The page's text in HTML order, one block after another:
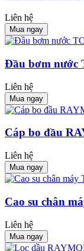
Liên hệ
Mua ngay
Đầu bơm nước
Liên hệ
Mua ngay
Cáp bo đầu
Liên hệ
Mua ngay
Cao su chân
Liên hệ
Mua ngay